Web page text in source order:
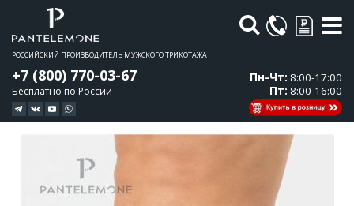
Поиск
РОССИЙСКИЙ ПРОИЗВОДИТЕЛЬ МУЖСКОГО ТРИКОТАЖА
+7 (800) 770-03-67
Бесплатно по России
Пн-Чт: 8:00-17:00
Пт: 8:00-16:00
галереи
изображений
галереи
изображений